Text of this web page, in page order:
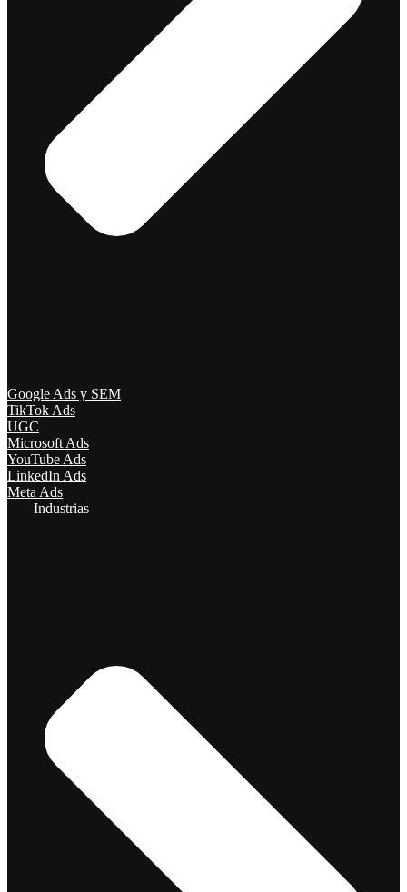
Google Ads y SEM
TikTok Ads
UGC
Microsoft Ads
YouTube Ads
LinkedIn Ads
Meta Ads
Industrias